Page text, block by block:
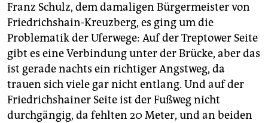
Franz Schulz, dem damaligen Bürgermeister von
Friedrichshain-Kreuzberg, es ging um die
Problematik der Uferwege: Auf der Treptower Seite
gibt es eine Verbindung unter der Brücke, aber das
ist gerade nachts ein richtiger Angstweg, da
trauen sich viele gar nicht entlang. Und auf der
Friedrichshainer Seite ist der Fußweg nicht
durchgängig, da fehlten 20 Meter, und an beiden